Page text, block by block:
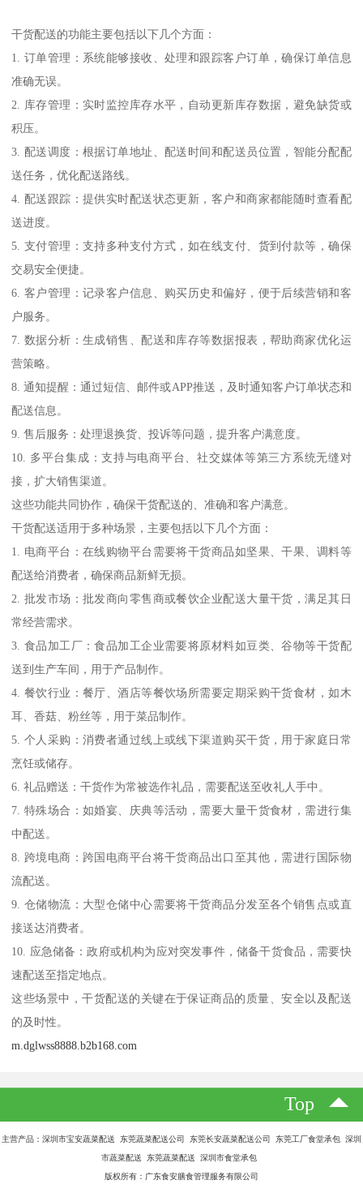
干货配送的功能主要包括以下几个方面：
1. 订单管理：系统能够接收、处理和跟踪客户订单，确保订单信息
准确无误。
2. 库存管理：实时监控库存水平，自动更新库存数据，避免缺货或
积压。
3. 配送调度：根据订单地址、配送时间和配送员位置，智能分配配
送任务，优化配送路线。
4. 配送跟踪：提供实时配送状态更新，客户和商家都能随时查看配
送进度。
5. 支付管理：支持多种支付方式，如在线支付、货到付款等，确保
交易安全便捷。
6. 客户管理：记录客户信息、购买历史和偏好，便于后续营销和客
户服务。
7. 数据分析：生成销售、配送和库存等数据报表，帮助商家优化运
营策略。
8. 通知提醒：通过短信、邮件或APP推送，及时通知客户订单状态和
配送信息。
9. 售后服务：处理退换货、投诉等问题，提升客户满意度。
10. 多平台集成：支持与电商平台、社交媒体等第三方系统无缝对
接，扩大销售渠道。
这些功能共同协作，确保干货配送的、准确和客户满意。
干货配送适用于多种场景，主要包括以下几个方面：
1. 电商平台：在线购物平台需要将干货商品如坚果、干果、调料等
配送给消费者，确保商品新鲜无损。
2. 批发市场：批发商向零售商或餐饮企业配送大量干货，满足其日
常经营需求。
3. 食品加工厂：食品加工企业需要将原材料如豆类、谷物等干货配
送到生产车间，用于产品制作。
4. 餐饮行业：餐厅、酒店等餐饮场所需要定期采购干货食材，如木
耳、香菇、粉丝等，用于菜品制作。
5. 个人采购：消费者通过线上或线下渠道购买干货，用于家庭日常
烹饪或储存。
6. 礼品赠送：干货作为常被选作礼品，需要配送至收礼人手中。
7. 特殊场合：如婚宴、庆典等活动，需要大量干货食材，需进行集
中配送。
8. 跨境电商：跨国电商平台将干货商品出口至其他，需进行国际物
流配送。
9. 仓储物流：大型仓储中心需要将干货商品分发至各个销售点或直
接送达消费者。
10. 应急储备：政府或机构为应对突发事件，储备干货食品，需要快
速配送至指定地点。
这些场景中，干货配送的关键在于保证商品的质量、安全以及配送
的及时性。
m.dglwss8888.b2b168.com
Top
主营产品：深圳市宝安蔬菜配送 东莞蔬菜配送公司 东莞长安蔬菜配送公司 东莞工厂食堂承包 深圳
市蔬菜配送 东莞蔬菜配送 深圳市食堂承包
版权所有：广东食安膳食管理服务有限公司